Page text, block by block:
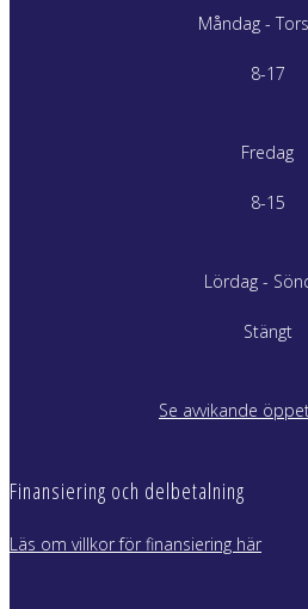
Måndag -
8-17
Fredag
8-15
Lördag -
Stängt
Se avvikande
Finansiering och delbetalning
Läs om villkor för finansiering här